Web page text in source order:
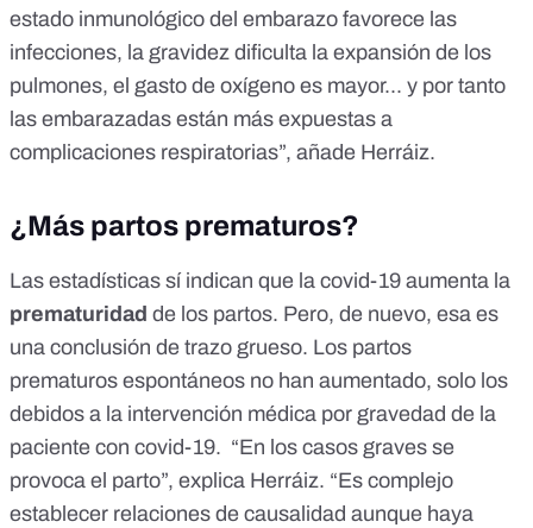
estado inmunológico del embarazo favorece las
infecciones, la gravidez dificulta la expansión de los
pulmones, el gasto de oxígeno es mayor... y por tanto
las embarazadas están más expuestas a
complicaciones respiratorias”, añade Herráiz.
¿Más partos prematuros?
Las estadísticas sí indican que la covid-19 aumenta la
prematuridad de los partos. Pero, de nuevo, esa es
una conclusión de trazo grueso. Los partos
prematuros espontáneos no han aumentado, solo los
debidos a la intervención médica por gravedad de la
paciente con covid-19. “En los casos graves se
provoca el parto”, explica Herráiz. “Es complejo
establecer relaciones de causalidad aunque haya